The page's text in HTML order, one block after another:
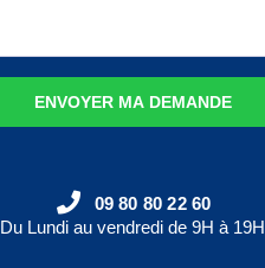
ENVOYER MA DEMANDE
09 80 80 22 60
Du Lundi au vendredi de 9H à 19H